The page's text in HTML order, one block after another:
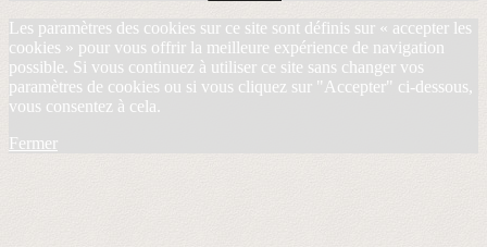
Les paramètres des cookies sur ce site sont définis sur « accepter les
cookies » pour vous offrir la meilleure expérience de navigation
possible. Si vous continuez à utiliser ce site sans changer vos
paramètres de cookies ou si vous cliquez sur "Accepter" ci-dessous,
vous consentez à cela.
Fermer